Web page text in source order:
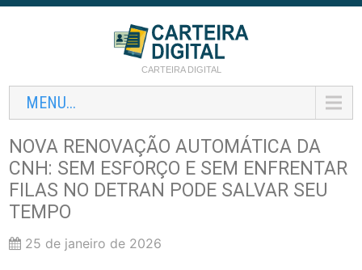
CARTEIRA DIGITAL
MENU...
NOVA RENOVAÇÃO AUTOMÁTICA DA
CNH: SEM ESFORÇO E SEM ENFRENTAR
FILAS NO DETRAN PODE SALVAR SEU
TEMPO
25 de janeiro de 2026